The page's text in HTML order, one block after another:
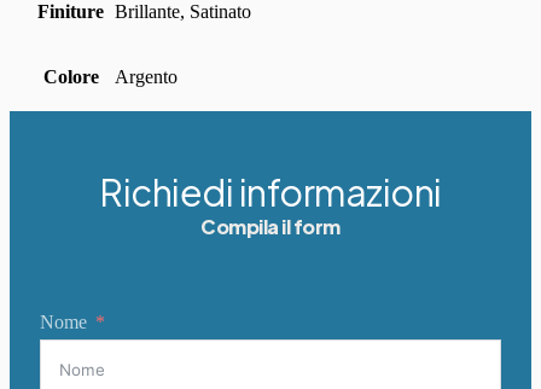
Finiture Brillante, Satinato
Colore Argento
Richiedi informazioni
Compila il form
Nome